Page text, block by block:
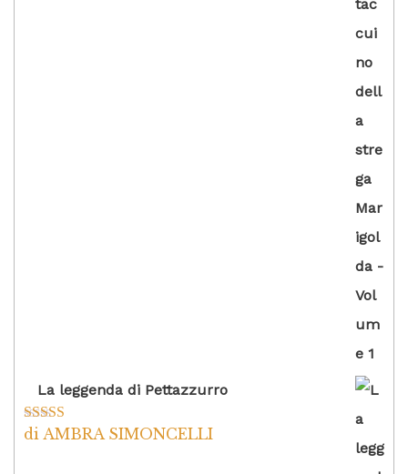
La leggenda di Pettazzurro
Valutato5su
di AMBRA SIMONCELLI